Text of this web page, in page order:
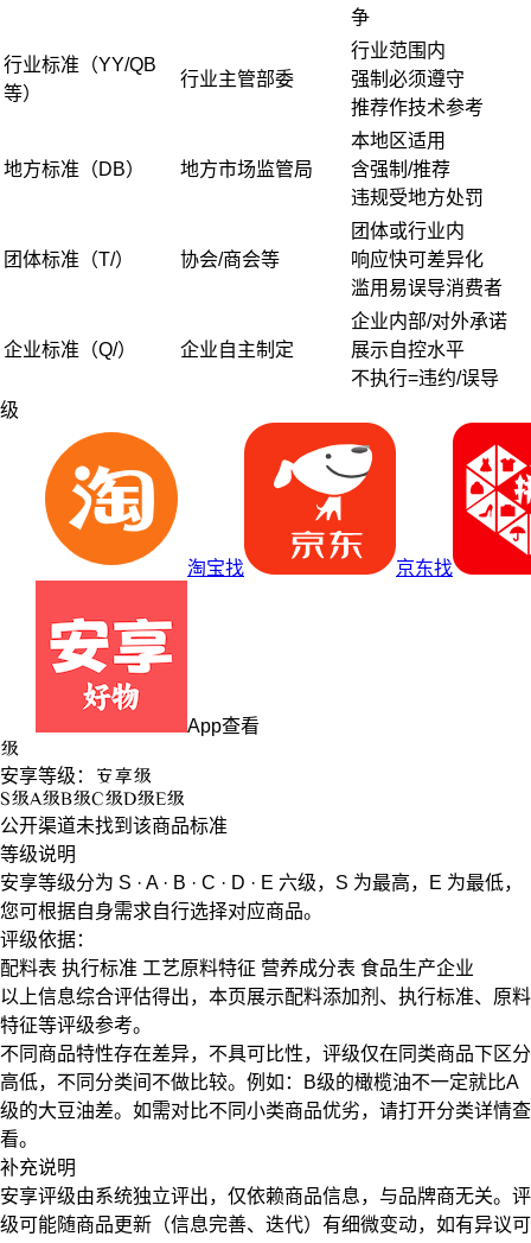
争
行业标准（YY/QB
等）
行业主管部委
行业范围内
强制必须遵守
推荐作技术参考
地方标准（DB） 地方市场监管局
本地区适用
含强制/推荐
违规受地方处罚
团体标准（T/） 协会/商会等
团体或行业内
响应快可差异化
滥用易误导消费者
企业标准（Q/） 企业自主制定
企业内部/对外承诺
展示自控水平
不执行=违约/误导
级
淘宝找 京东找
App查看
级
安享等级： 安享级
S级A级B级C级D级E级
公开渠道未找到该商品标准
等级说明
安享等级分为 S · A · B · C · D · E 六级， S 为最高， E 为最低，
您可根据自身需求自行选择对应商品。
评级依据：
配料表 执行标准 工艺原料特征 营养成分表 食品生产企业
以上信息综合评估得出，本页展示配料添加剂 、 执行标准、 原料
特征等评级参考。
不同商品特性存在差异，不具可比性，评级仅在 同类商品下区分
高低，不同分类间不做比较。例如：B级的橄榄油不一定就比A
级的大豆油差。如需对比不同小类商品优劣，请打开分类详情查
看。
补充说明
安享评级由系统独立评出，仅依赖商品信息， 与品牌商无关。评
级可能随商品更新（信息完善、迭代）有细微变动，如有异议可